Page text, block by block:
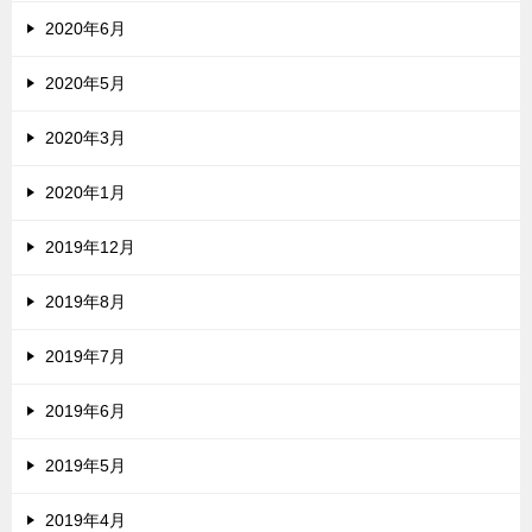
2020年6月
2020年5月
2020年3月
2020年1月
2019年12月
2019年8月
2019年7月
2019年6月
2019年5月
2019年4月